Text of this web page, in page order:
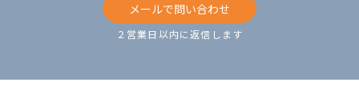
メールで問い合わせ
２営業日以内に返信します